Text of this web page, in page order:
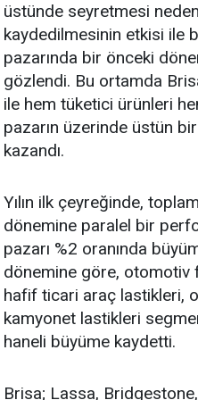
üstünde seyretmesi
kaydedilmesinin etkisi ile
pazarında bir önceki
gözlendi. Bu ortamda
ile hem tüketici ürünleri
pazarın üzerinde üstün
kazandı.
Yılın ilk çeyreğinde,
dönemine paralel bir
pazarı %2 oranında
dönemine göre, otomotiv
hafif ticari araç lastikleri,
kamyonet lastikleri
haneli büyüme kaydetti.
Brisa; Lassa,